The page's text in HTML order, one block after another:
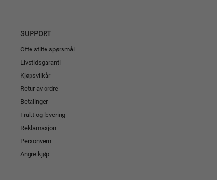
SUPPORT
Ofte stilte spørsmål
Livstidsgaranti
Kjøpsvilkår
Retur av ordre
Betalinger
Frakt og levering
Reklamasjon
Personvern
Angre kjøp